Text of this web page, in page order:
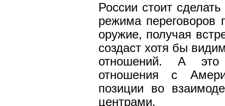
России стоит
режима переговоров
оружие, получая
создаст хотя бы
отношений. А это
отношения с
позиции во
центрами.